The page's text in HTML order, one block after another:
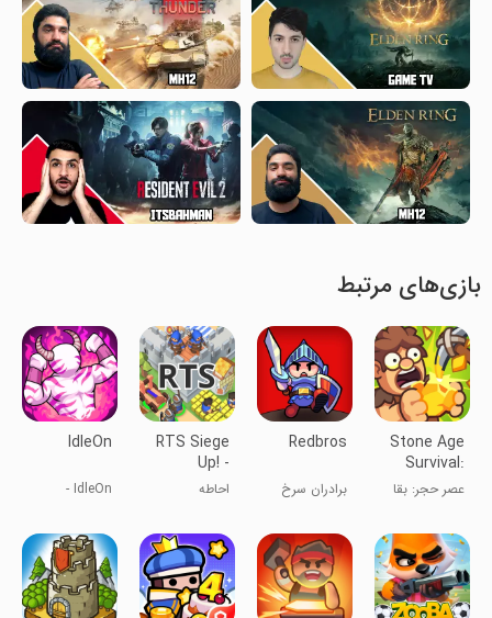
بازی‌های مرتبط
Stone Age
Survival:
Craft game
عصر حجر: بقا
Redbros
برادران سرخ
RTS Siege
Up! -
Medieval
احاطه
IdleOn
IdleOn -
بی‌کار